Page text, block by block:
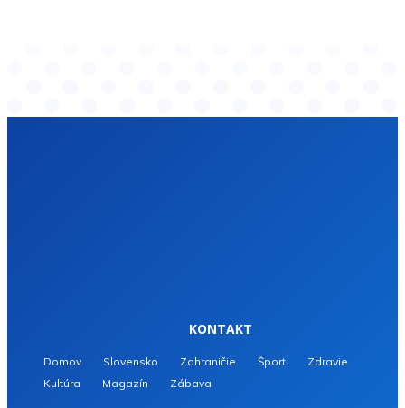
KONTAKT
Domov Slovensko Zahraničie Šport
Zdravie
Kultúra
Magazín Zábava